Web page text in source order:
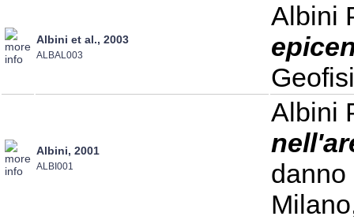
Albini et al., 2003
ALBAL003
Albini
Albini, 2001
ALBI001
Albini
danno